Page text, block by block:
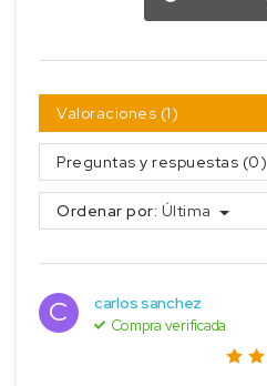
Valoraciones (1)
Preguntas y respuestas (0)
Ordenar por: Última
C carlos sanchez
Compra verificada